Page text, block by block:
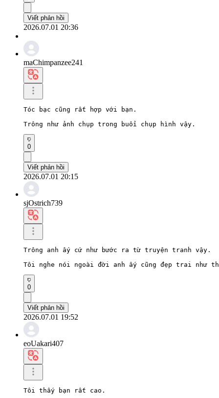
Viết phản hồi
2026.07.01 20:36
maChimpanzee241
Tóc bạc cũng rất hợp với bạn.
Trông như ảnh chụp trong buổi chụp hình vậy.
0
Viết phản hồi
2026.07.01 20:15
sjOstrich739
Trông anh ấy cứ như bước ra từ truyện tranh vậy.
Tôi nghe nói ngoài đời anh ấy cũng đẹp trai như
0
Viết phản hồi
2026.07.01 19:52
eoUakari407
Tôi thấy bạn rất cao.